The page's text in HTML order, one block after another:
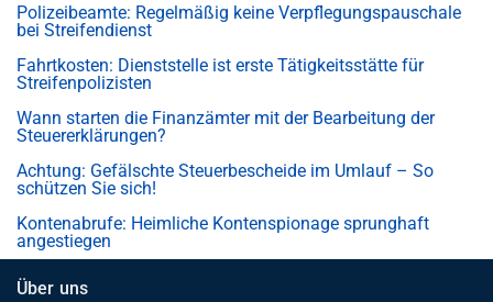
Polizeibeamte: Regelmäßig keine Verpflegungspauschale
bei Streifendienst
Fahrtkosten: Dienststelle ist erste Tätigkeitsstätte für
Streifenpolizisten
Wann starten die Finanzämter mit der Bearbeitung der
Steuererklärungen?
Achtung: Gefälschte Steuerbescheide im Umlauf – So
schützen Sie sich!
Kontenabrufe: Heimliche Kontenspionage sprunghaft
angestiegen
Über uns